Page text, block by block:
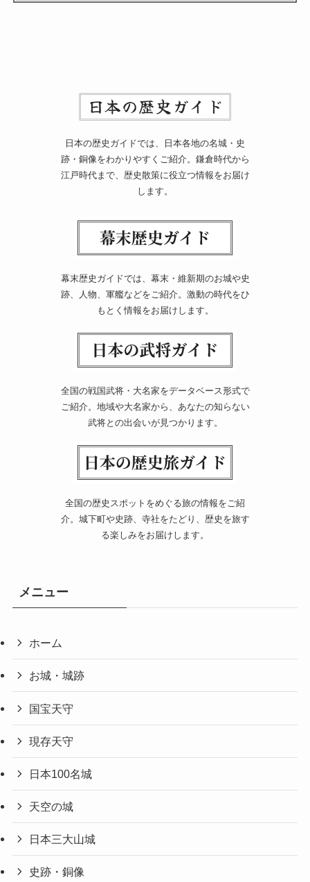
日本の歴史ガイドでは、日本各地の名城・史
跡・銅像をわかりやすくご紹介。鎌倉時代から
江戸時代まで、歴史散策に役立つ情報をお届け
します。
幕末歴史ガイドでは、幕末・維新期のお城や史
跡、人物、軍艦などをご紹介。激動の時代をひ
もとく情報をお届けします。
全国の戦国武将・大名家をデータベース形式で
ご紹介。地域や大名家から、あなたの知らない
武将との出会いが見つかります。
全国の歴史スポットをめぐる旅の情報をご紹
介。城下町や史跡、寺社をたどり、歴史を旅す
る楽しみをお届けします。
メニュー
ホーム
お城・城跡
国宝天守
現存天守
日本100名城
天空の城
日本三大山城
史跡・銅像